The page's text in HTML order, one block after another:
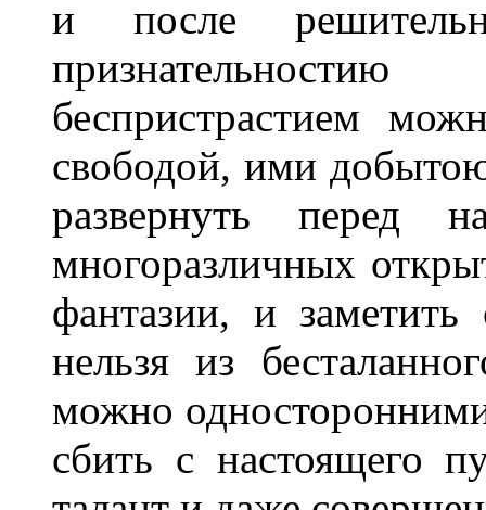
и после
беспристрастием
свободой, ими
развернуть перед
многоразличных
фантазии, и
нельзя из
можно
сбить с настоящего